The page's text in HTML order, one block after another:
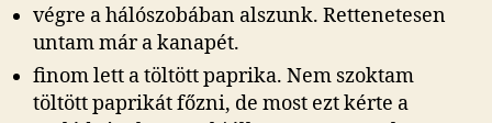
–
kép
bejegyzéshez
végre a hálószobában alszunk. Rettenetesen
untam már a kanapét.
finom lett a töltött paprika. Nem szoktam
töltött paprikát főzni, de most ezt kérte a